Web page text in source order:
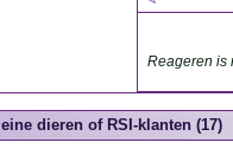
Reageren is
dieren of RSI-klanten (17)